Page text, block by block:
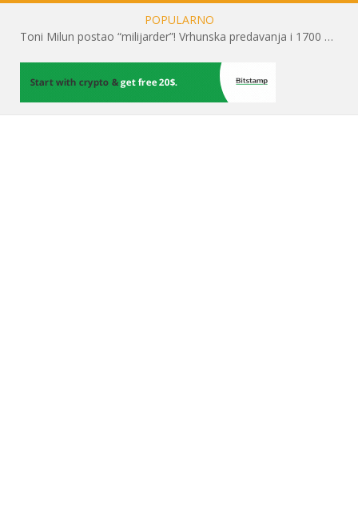
POPULARNO
Toni Milun postao “milijarder”! Vrhunska predavanja i 1700 posjetitelja obilježili su mjesec financijske pismenosti